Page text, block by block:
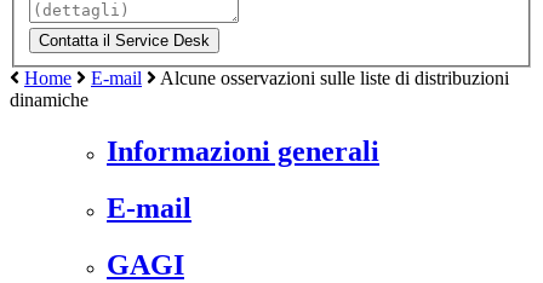
Home E-mail
Alcune osservazioni sulle liste di distribuzioni
dinamiche
Informazioni generali
E-mail
GAGI